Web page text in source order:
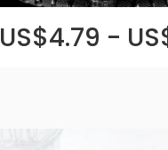
US$4.79 -